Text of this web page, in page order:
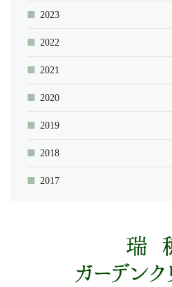
2023
2022
2021
2020
2019
2018
2017